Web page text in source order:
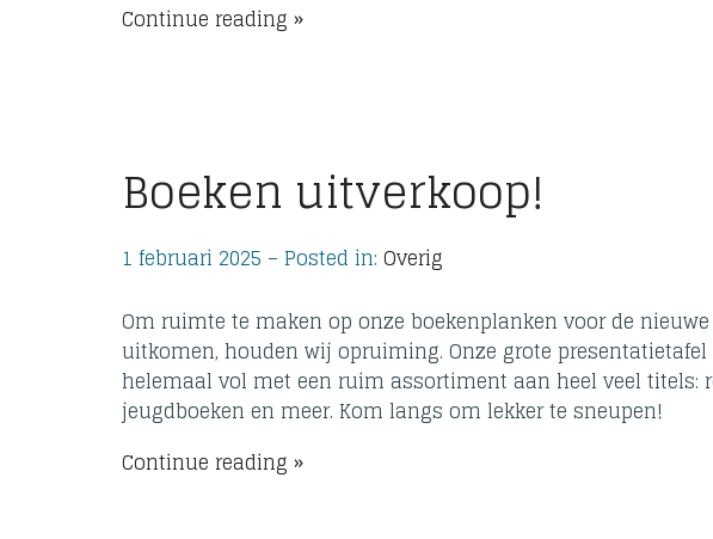
Continue reading
Boeken uitverkoop!
1 februari 2025 – Posted in: Overig
Om ruimte te maken op onze boekenplanken voor de
uitkomen, houden wij opruiming. Onze grote
helemaal vol met een ruim assortiment aan heel veel titels:
jeugdboeken en meer. Kom langs om lekker te sneupen!
Continue reading